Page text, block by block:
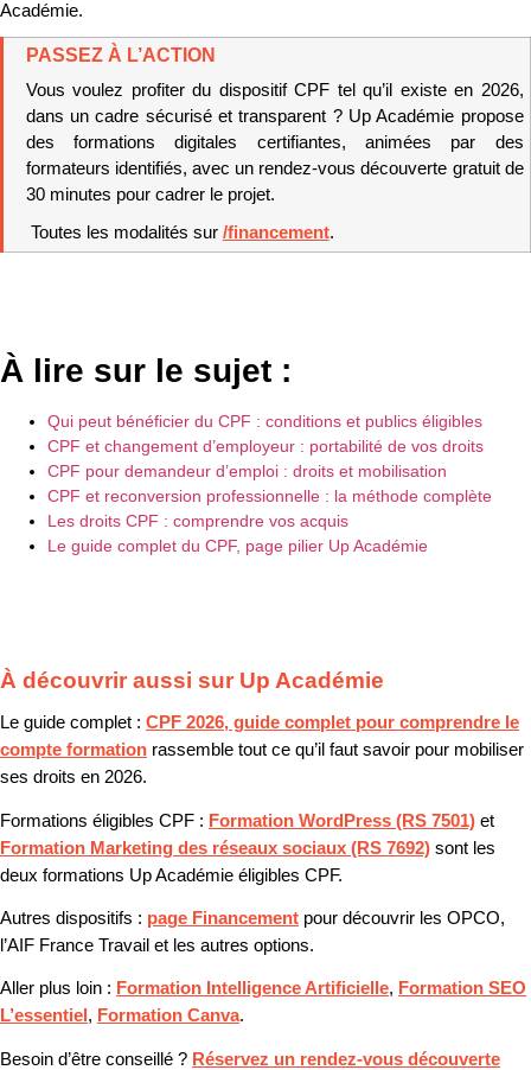
Académie.
PASSEZ À L’ACTION
Vous voulez profiter du dispositif CPF tel qu’il existe en 2026,
dans un cadre sécurisé et transparent ? Up Académie propose
des formations digitales certifiantes, animées par des
formateurs identifiés, avec un rendez-vous découverte gratuit de
30 minutes pour cadrer le projet.
Toutes les modalités sur /financement.
À lire sur le sujet :
Qui peut bénéficier du CPF : conditions et publics éligibles
CPF et changement d’employeur : portabilité de vos droits
CPF pour demandeur d’emploi : droits et mobilisation
CPF et reconversion professionnelle : la méthode complète
Les droits CPF : comprendre vos acquis
Le guide complet du CPF, page pilier Up Académie
À découvrir aussi sur Up Académie
Le guide complet : CPF 2026, guide complet pour comprendre le
compte formation rassemble tout ce qu’il faut savoir pour mobiliser
ses droits en 2026.
Formations éligibles CPF : Formation WordPress (RS 7501) et
Formation Marketing des réseaux sociaux (RS 7692) sont les
deux formations Up Académie éligibles CPF.
Autres dispositifs : page Financement pour découvrir les OPCO,
l’AIF France Travail et les autres options.
Aller plus loin : Formation Intelligence Artificielle, Formation SEO
L’essentiel , Formation Canva.
Besoin d’être conseillé ? Réservez un rendez-vous découverte